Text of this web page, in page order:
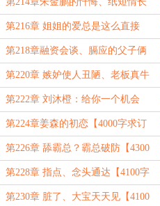
【4000字求订阅】
第216章 姐姐的爱总是这么直接
【4000字求订阅】
第218章融资会谈、膈应的父子俩
【4400字求订阅】
第220章 嫉妒使人丑陋、老板真牛
逼【4000字求订阅】
第222章 刘沐橙：给你一个机会
【4000字求订阅】
第224章姜森的初恋【4000字求订
阅】
第226章 舔霸总？霸总破防【4300
字求订阅】
第228章 指点、念头通达【4100字
求订阅】
第230章 脏了、大宝天天见【4100